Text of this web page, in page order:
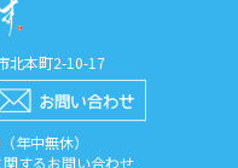
北本町2-10-17
年中無休）
関するお問い合わせ